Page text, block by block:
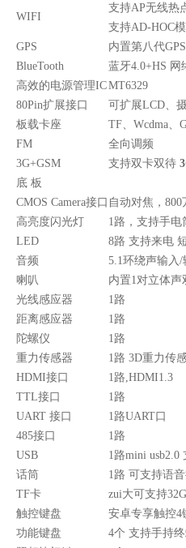
WIFI
支持AP无线热
支持AD-HOC
GPS
内置第八代
BlueTooth
蓝牙4.0+HS 网
高效的电源管理ICMT6329
80Pin扩展接口
可扩展LCD、
板载卡座
TF、Wcdma、
FM
全向调频
3G+GSM
支持双卡双待
底 板
CMOS Camera接口 自动对焦，
高亮度闪光灯
1路，支持手电
LED
8路 支持来电
音频
5.1环绕声输入
喇叭
内置1对立体声
光线感应器
1路
距离感应器
1路
陀螺仪
1路
重力传感器
1路 3D重力传
HDMI接口
1路,HDMI1.3
TTL接口
1路
UART 接口
1路UART口
485接口
1路
USB
1路mini
话筒
1路 可支持语
TF卡
zui大可支持
触控键盘
安卓专享触控4
功能键盘
4个 支持手持